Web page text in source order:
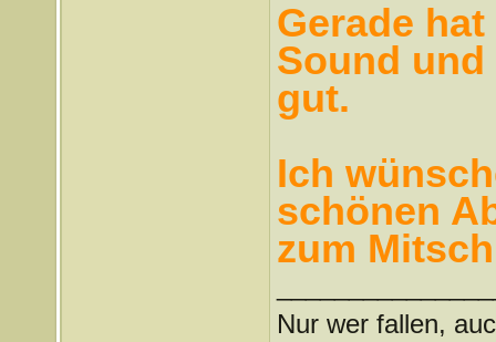
Gerade
Sound
gut.
Ich
schönen
zum
Nur wer fallen,